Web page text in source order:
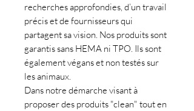
recherches approfondies, d’un travail
précis et de fournisseurs qui
partagent sa vision. Nos produits sont
garantis sans HEMA ni TPO. Ils sont
également végans et non testés sur
les animaux.
Dans notre démarche visant à
proposer des produits "clean" tout en